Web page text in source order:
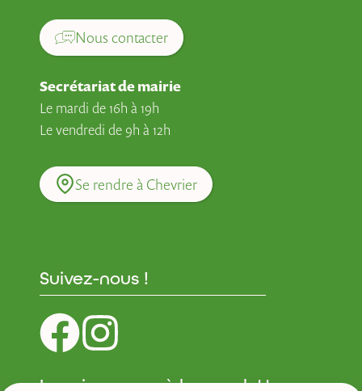
Nous contacter
Secrétariat de mairie
Le mardi de 16h à 19h
Le vendredi de 9h à 12h
Se rendre à Chevrier
Suivez-nous !
Inscrivez-vous à la newsletter :